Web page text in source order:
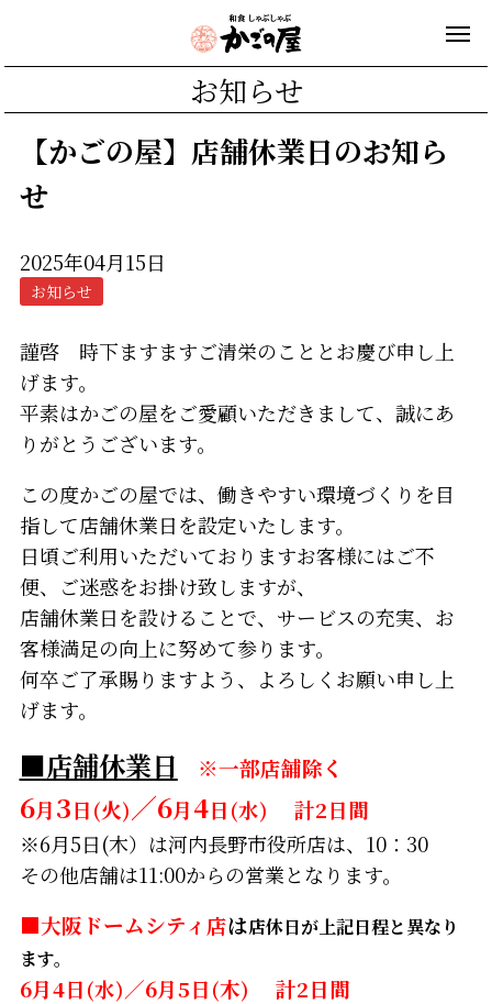
お知らせ
【かごの屋】店舗休業日のお知ら
せ
2025年04月15日
お知らせ
謹啓 時下ますますご清栄のこととお慶び申し上
げます。
平素はかごの屋をご愛顧いただきまして、誠にあ
りがとうございます。
この度かごの屋では、働きやすい環境づくりを目
指して店舗休業日を設定いたします。
日頃ご利用いただいておりますお客様にはご不
便、ご迷惑をお掛け致しますが、
店舗休業日を設けることで、サービスの充実、お
客様満足の向上に努めて参ります。
何卒ご了承賜りますよう、よろしくお願い申し上
げます。
■店舗休業日 ※一部店舗除く
6月3日(火)／6月4日(水)
計2日間
※6月5日(木）は河内長野市役所店は、10：30
その他店舗は11:00からの営業となります。
■大阪ドームシティ店は店休日が上記日程と異なり
ます。
6月4日(水)／6月5日(木) 計2日間